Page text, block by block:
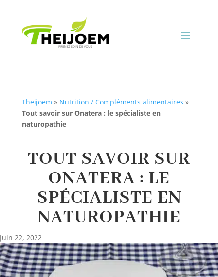
Theijoem » Nutrition / Compléments alimentaires »
Tout savoir sur Onatera : le spécialiste en
naturopathie
TOUT SAVOIR SUR
ONATERA : LE
SPÉCIALISTE EN
NATUROPATHIE
Juin 22, 2022